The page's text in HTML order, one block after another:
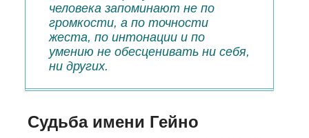
человека запоминают не по
громкости, а по точности
жеста, по интонации и по
умению не обесценивать ни себя,
ни других.
Судьба имени Гейно